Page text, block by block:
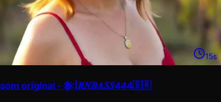
15s
som original - 𒆜|𝑹𝑵𝑩𝑨𝑺𝑺444🇧🇷